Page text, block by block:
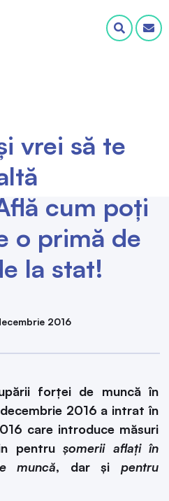
vrei să te
cum poți
o primă de
la stat!
2016
forței de muncă în
2016 a intrat în
care introduce măsuri
pentru șomerii aflați în
muncă, dar șipentru